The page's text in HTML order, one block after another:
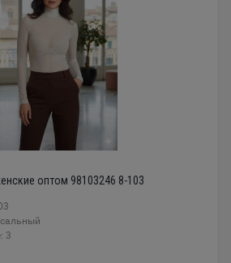
оптом 98103246 8-103
3